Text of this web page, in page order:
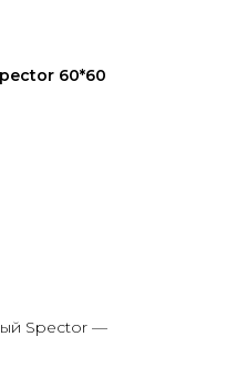
60*60
Spector —